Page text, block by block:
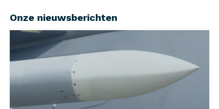
Onze nieuwsberichten